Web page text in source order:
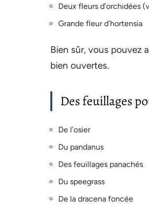
Deux fleurs d’orchidées
Grande fleur d’hortensia
Bien sûr, vous pouvez
bien ouvertes.
Des feuillages
De l’osier
Du pandanus
Des feuillages panachés
Du speegrass
De la dracena foncée